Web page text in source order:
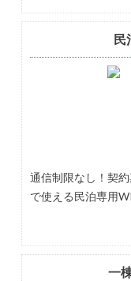
民
通信制限なし！契
で使える民泊専用
一